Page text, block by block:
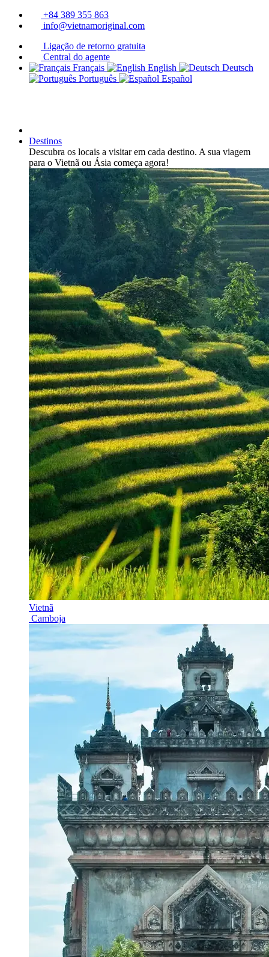
+84 389 355 863
info@vietnamoriginal.com
Ligação de retorno gratuita
Central do agente
Français
English
Deutsch
Português
Español
Destinos
Descubra os locais a visitar em cada destino. A sua viagem
para o Vietnã ou Ásia começa agora!
Vietnã
Camboja